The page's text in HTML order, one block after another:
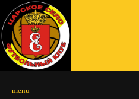
menu